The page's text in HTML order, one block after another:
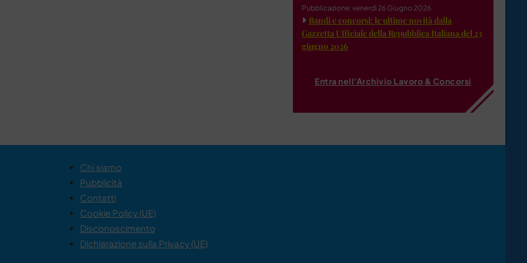
Pubblicazione: venerdì 26 Giugno 2026
Bandi e concorsi: le ultime novità dalla
Gazzetta Ufficiale della Repubblica Italiana del 23
giugno 2026
Entra nell'Archivio Lavoro & Concorsi
Chi siamo
Pubblicità
Contatti
Cookie Policy (UE)
Disconoscimento
Dichiarazione sulla Privacy (UE)